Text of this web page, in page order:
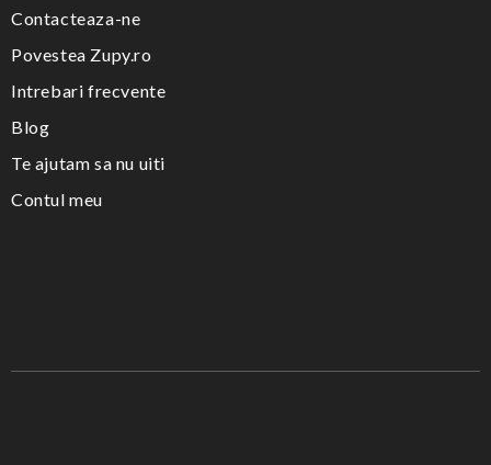
Contacteaza-ne
Povestea Zupy.ro
Intrebari frecvente
Blog
Te ajutam sa nu uiti
Contul meu